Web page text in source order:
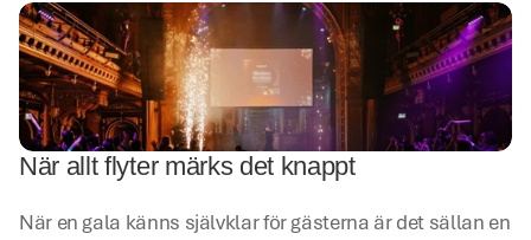
När allt flyter märks det knappt
När en gala känns självklar för gästerna är det sällan en